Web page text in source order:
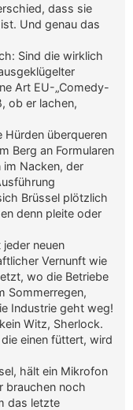
dass sie
Und genau das
Sind die wirklich
Art EU-„Comedy-
ob er lachen,
Hürden überqueren
Berg an Formularen
im Nacken, der
Brüssel plötzlich
denn pleite oder
neuen
Vernunft wie
wo die Betriebe
Sommerregen,
Industrie geht weg!
Witz, Sherlock.
einen füttert, wird
hält ein Mikrofon
brauchen noch
das letzte